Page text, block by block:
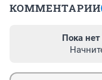
КОММЕНТАРИИ
Пока